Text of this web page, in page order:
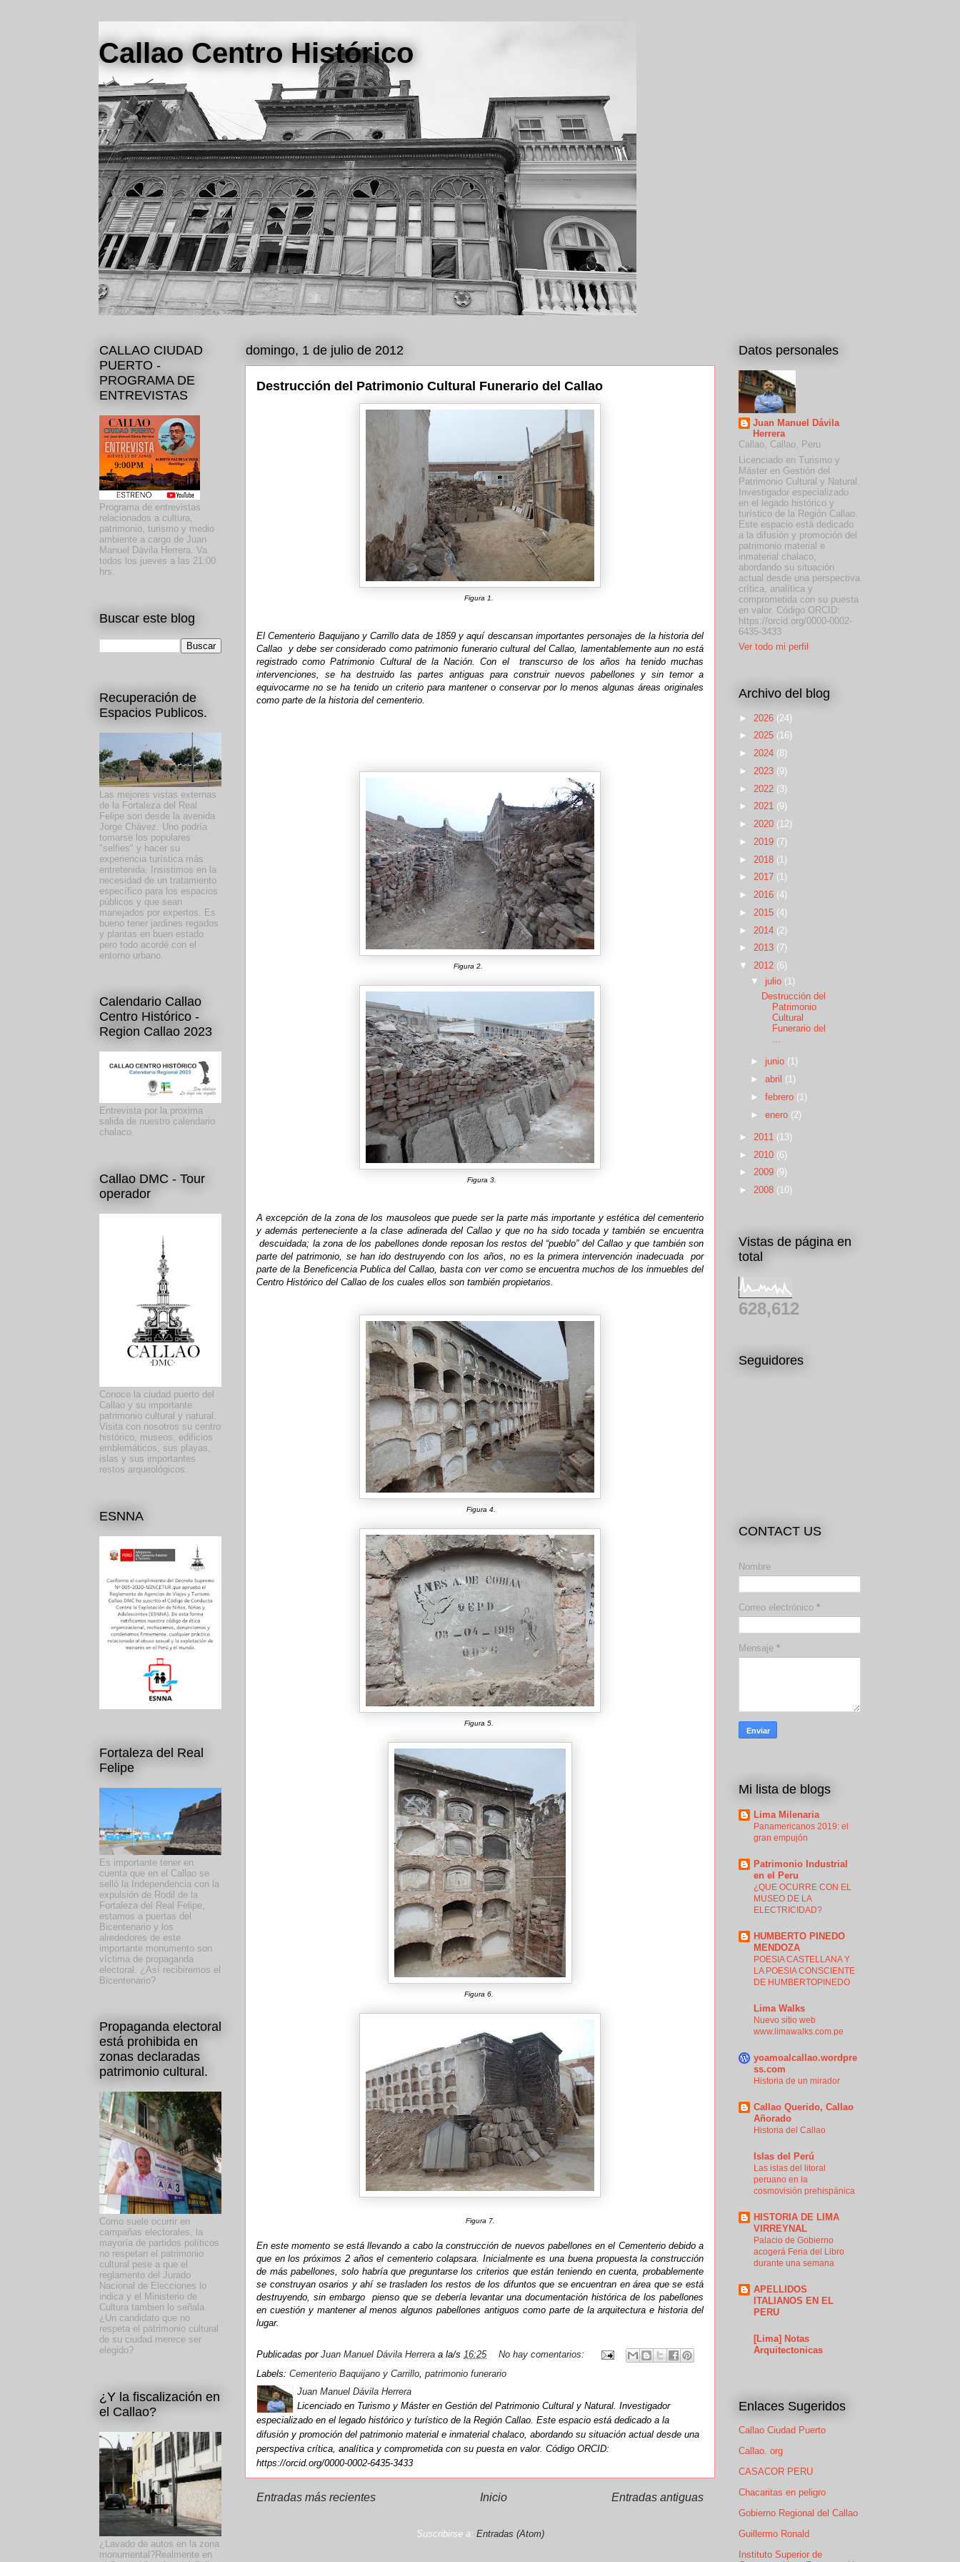
Callao Centro Histórico
domingo, 1 de julio de 2012
Destrucción del Patrimonio Cultural Funerario del Callao
Figura 1.
El Cementerio Baquijano y Carrillo data de 1859 y aquí descansan importantes personajes de la historia del
Callao y debe ser considerado como patrimonio funerario cultural del Callao, lamentablemente aun no está
registrado como Patrimonio Cultural de la Nación. Con el transcurso de los años ha tenido muchas
intervenciones, se ha destruido las partes antiguas para construir nuevos pabellones y sin temor a
equivocarme no se ha tenido un criterio para mantener o conservar por lo menos algunas áreas originales
como parte de la historia del cementerio.
Figura 2.
Figura 3.
A excepción de la zona de los mausoleos que puede ser la parte más importante y estética del cementerio
y además perteneciente a la clase adinerada del Callao y que no ha sido tocada y también se encuentra
descuidada; la zona de los pabellones donde reposan los restos del “pueblo” del Callao y que también son
parte del patrimonio, se han ido destruyendo con los años, no es la primera intervención inadecuada por
parte de la Beneficencia Publica del Callao, basta con ver como se encuentra muchos de los inmuebles del
Centro Histórico del Callao de los cuales ellos son también propietarios.
Figura 4.
Figura 5.
Figura 6.
Figura 7.
En este momento se está llevando a cabo la construcción de nuevos pabellones en el Cementerio debido a
que en los próximos 2 años el cementerio colapsara. Inicialmente es una buena propuesta la construcción
de más pabellones, solo habría que preguntarse los criterios que están teniendo en cuenta, probablemente
se construyan osarios y ahí se trasladen los restos de los difuntos que se encuentran en área que se está
destruyendo, sin embargo pienso que se debería levantar una documentación histórica de los pabellones
en cuestión y mantener al menos algunos pabellones antiguos como parte de la arquitectura e historia del
lugar.
Publicadas por Juan Manuel Dávila Herrera a la/s 16:25
No hay comentarios:
Labels: Cementerio Baquijano y Carrillo, patrimonio funerario
Juan Manuel Dávila Herrera
Licenciado en Turismo y Máster en Gestión del Patrimonio Cultural y Natural. Investigador
especializado en el legado histórico y turístico de la Región Callao. Este espacio está dedicado a la
difusión y promoción del patrimonio material e inmaterial chalaco, abordando su situación actual desde una
perspectiva crítica, analítica y comprometida con su puesta en valor. Código ORCID:
https://orcid.org/0000-0002-6435-3433
Entradas más recientes Entradas antiguas
Inicio
Suscribirse a: Entradas (Atom)
CALLAO CIUDAD
PUERTO -
PROGRAMA DE
ENTREVISTAS
Programa de entrevistas
relacionados a cultura,
patrimonio, turismo y medio
ambiente a cargo de Juan
Manuel Dávila Herrera. Va
todos los jueves a las 21:00
hrs.
Buscar este blog
Recuperación de
Espacios Publicos.
Las mejores vistas externas
de la Fortaleza del Real
Felipe son desde la avenida
Jorge Chávez. Uno podría
tomarse los populares
"selfies" y hacer su
experiencia turística más
entretenida. Insistimos en la
necesidad de un tratamiento
específico para los espacios
públicos y que sean
manejados por expertos. Es
bueno tener jardines regados
y plantas en buen estado
pero todo acordé con el
entorno urbano.
Calendario Callao
Centro Histórico -
Region Callao 2023
Entrevista por la proxima
salida de nuestro calendario
chalaco.
Callao DMC - Tour
operador
Conoce la ciudad puerto del
Callao y su importante
patrimonio cultural y natural.
Visita con nosotros su centro
histórico, museos, edificios
emblemáticos, sus playas,
islas y sus importantes
restos arqueológicos.
ESNNA
Fortaleza del Real
Felipe
Es importante tener en
cuenta que en el Callao se
selló la Independencia con la
expulsión de Rodil de la
Fortaleza del Real Felipe,
estamos a puertas del
Bicentenario y los
alrededores de este
importante monumento son
víctima de propaganda
electoral. ¿Así recibiremos el
Bicentenario?
Propaganda electoral
está prohibida en
zonas declaradas
patrimonio cultural.
Como suele ocurrir en
campañas electorales, la
mayoría de partidos políticos
no respetan el patrimonio
cultural pese a que el
reglamento del Jurado
Nacional de Elecciones lo
indica y el Ministerio de
Cultura tambien lo señala.
¿Un candidato que no
respeta el patrimonio cultural
de su ciudad merece ser
elegido?
¿Y la fiscalización en
el Callao?
¿Lavado de autos en la zona
monumental?Realmente en
Datos personales
Juan Manuel Dávila
Herrera
Callao, Callao, Peru
Licenciado en Turismo y
Máster en Gestión del
Patrimonio Cultural y Natural.
Investigador especializado
en el legado histórico y
turístico de la Región Callao.
Este espacio está dedicado
a la difusión y promoción del
patrimonio material e
inmaterial chalaco,
abordando su situación
actual desde una perspectiva
crítica, analítica y
comprometida con su puesta
en valor. Código ORCID:
https://orcid.org/0000-0002-
6435-3433
Ver todo mi perfil
Archivo del blog
► 2026 (24)
► 2025 (16)
► 2024 (8)
► 2023 (9)
► 2022 (3)
► 2021 (9)
► 2020 (12)
► 2019 (7)
► 2018 (1)
► 2017 (1)
► 2016 (4)
► 2015 (4)
► 2014 (2)
► 2013 (7)
▼ 2012 (6)
▼ julio (1)
Destrucción del
Patrimonio
Cultural
Funerario del
...
► junio (1)
► abril (1)
► febrero (1)
► enero (2)
► 2011 (13)
► 2010 (6)
► 2009 (9)
► 2008 (10)
Vistas de página en
total
628,612
Seguidores
CONTACT US
Nombre
Correo electrónico *
Mensaje *
Mi lista de blogs
Lima Milenaria
Panamericanos 2019: el
gran empujón
Patrimonio Industrial
en el Peru
¿QUE OCURRE CON EL
MUSEO DE LA
ELECTRICIDAD?
HUMBERTO PINEDO
MENDOZA
POESIA CASTELLANA Y
LA POESIA CONSCIENTE
DE HUMBERTOPINEDO
Lima Walks
Nuevo sitio web
www.limawalks.com.pe
yoamoalcallao.wordpre
ss.com
Historia de un mirador
Callao Querido, Callao
Añorado
Historia del Callao
Islas del Perú
Las islas del litoral
peruano en la
cosmovisión prehispánica
HISTORIA DE LIMA
VIRREYNAL
Palacio de Gobierno
acogerá Feria del Libro
durante una semana
APELLIDOS
ITALIANOS EN EL
PERU
[Lima] Notas
Arquitectonicas
Enlaces Sugeridos
Callao Ciudad Puerto
Callao. org
CASACOR PERU
Chacaritas en peligro
Gobierno Regional del Callao
Guillermo Ronald
Instituto Superior de